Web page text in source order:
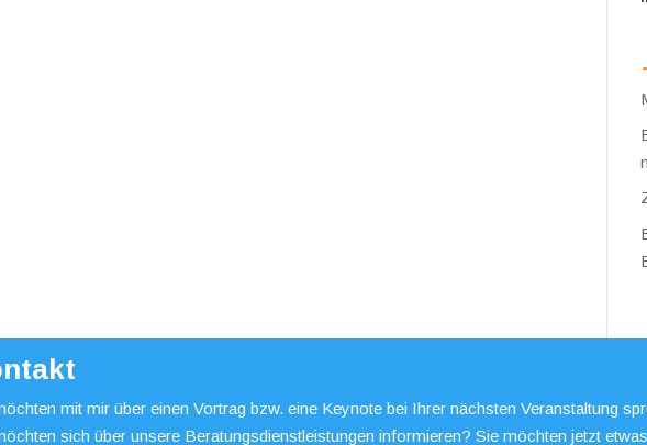
mit mir über einen Vortrag bzw. eine Keynote bei Ihrer nächsten Veranstaltung
sich über unsere Beratungsdienstleistungen informieren? Sie möchten jetzt